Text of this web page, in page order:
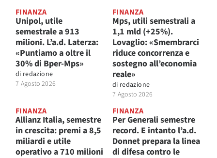
FINANZA
Unipol, utile
semestrale a 913
milioni. L’a.d. Laterza:
«Puntiamo a oltre il
30% di Bper-Mps»
di redazione
7 Agosto 2026
FINANZA
Mps, utili semestrali a
1,1 mld (+25%).
Lovaglio: «Smembrarci
riduce concorrenza e
sostegno all’economia
reale»
di redazione
7 Agosto 2026
FINANZA
Allianz Italia, semestre
in crescita: premi a 8,5
miliardi e utile
operativo a 710 milioni
FINANZA
Per Generali semestre
record. E intanto l’a.d.
Donnet prepara la linea
di difesa contro le